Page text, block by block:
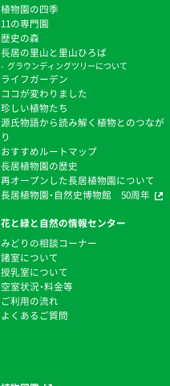
植物園の四季
11の専門園
歴史の森
⻑居の里山と里山ひろば
グラウンディングツリーについて
ライフガーデン
ココが変わりました
珍しい植物たち
源氏物語から読み解く植物とのつなが
り
おすすめルートマップ
⻑居植物園の歴史
再オープンした長居植物園について
長居植物園・自然史博物館 50周年
花と緑と自然の情報センター
みどりの相談コーナー
諸室について
授乳室について
空室状況・料金等
ご利用の流れ
よくあるご質問